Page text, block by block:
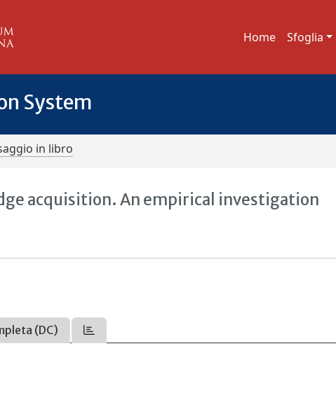
Home Sfoglia
System
in libro
acquisition. An empirical investigation
(DC)